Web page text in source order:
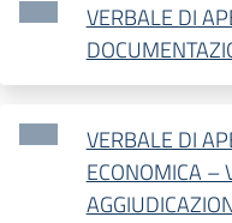
VERBALE DI
VERBALE DI
ECONOMICA –